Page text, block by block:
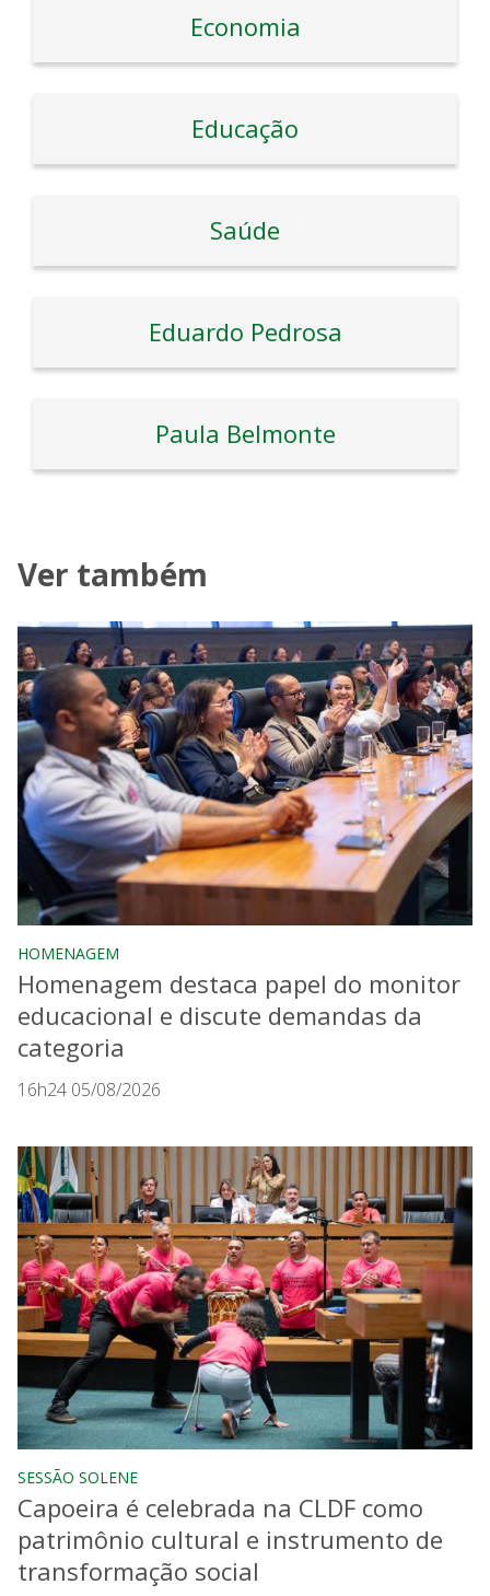
Economia
Educação
Saúde
Eduardo Pedrosa
Paula Belmonte
Ver também
HOMENAGEM
Homenagem destaca papel do monitor
educacional e discute demandas da
categoria
16h24 05/08/2026
SESSÃO SOLENE
Capoeira é celebrada na CLDF como
patrimônio cultural e instrumento de
transformação social